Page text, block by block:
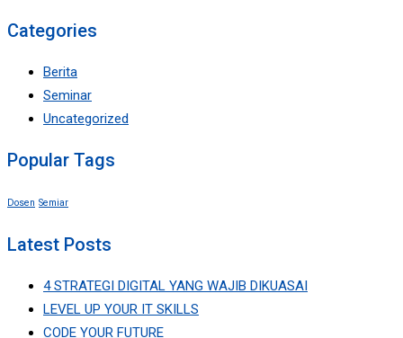
Categories
Berita
Seminar
Uncategorized
Popular Tags
Dosen Semiar
Latest Posts
4 STRATEGI DIGITAL YANG WAJIB DIKUASAI
LEVEL UP YOUR IT SKILLS
CODE YOUR FUTURE